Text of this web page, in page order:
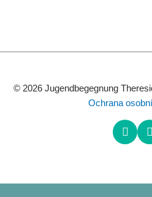
© 2026 Jugendbegegnung
Ochrana